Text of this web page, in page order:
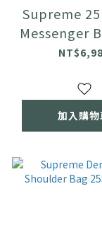
Supreme
Messenger
包
加入購物